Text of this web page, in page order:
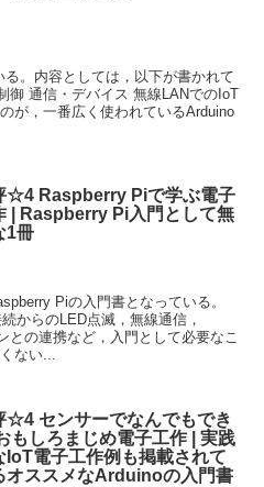
。内容としては，以下が書かれて
御 通信・デバイス 無線LANでのIoT
が，一番広く使われているArduino
☆4 Raspberry Piで学ぶ電子
| Raspberry Pi入門として無
1冊
Piの入門書となっている。
からのLED点滅，無線通信，
との連携など，入門として必要なこ
ない...
☆4 センサーでなんでもでき
もしろまじめ電子工作 | 実践
IoT電子工作例も掲載されて
オススメなArduinoの入門書